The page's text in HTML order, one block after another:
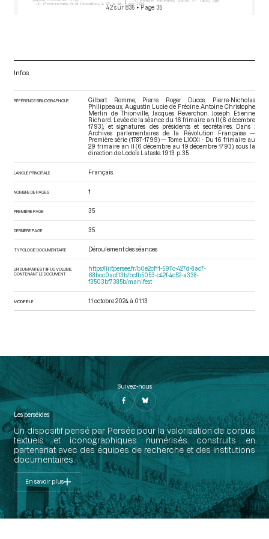
42 sur 835 • Page 35
Infos
RÉFÉRENCE BIBLIOGRAPHIQUE
Gilbert Romme, Pierre Roger Ducos, Pierre-Nicholas
Philippeaux, Augustin Lucie de Frécine, Antoine Christophe
Merlin de Thionville, Jacques Reverchon, Joseph Etienne
Richard. Levée de la séance du 16 frimaire an II (6 décembre
1793), et signatures des présidents et secrétaires. Dans :
Archives parlementaires de la Révolution Française —
Première série (1787-1799) — Tome LXXXI - Du 16 frimaire au
29 frimaire an II (6 décembre au 19 décembre 1793) , sous la
direction de Lodoïs Lataste. 1913. p. 35.
LANGUE PRINCIPALE Français
NOMBRE DE PAGES 1
PREMIÈRE PAGE 35
DERNIÈRE PAGE 35
TYPOLOGIE DOCUMENTAIRE Déroulement des séances
URI DU MANIFEST IIIF DU VOLUME
CONTENANT LE DOCUMENT
https://iiif.persee.fr/b0e2cf11-597c-427d-8ac7-
68bcc0acf13b/bcfb5053-c42f-4c52-a338-
f3503bf7385b/manifest
MODIFIÉ LE 11 octobre 2024 à 01:13
Suivez-nous
Les perséides
Un dispositif pensé par Persée pour la valorisation de corpus
textuels et iconographiques numérisés construits en
partenariat avec des équipes de recherche et des institutions
documentaires.
En savoir plus